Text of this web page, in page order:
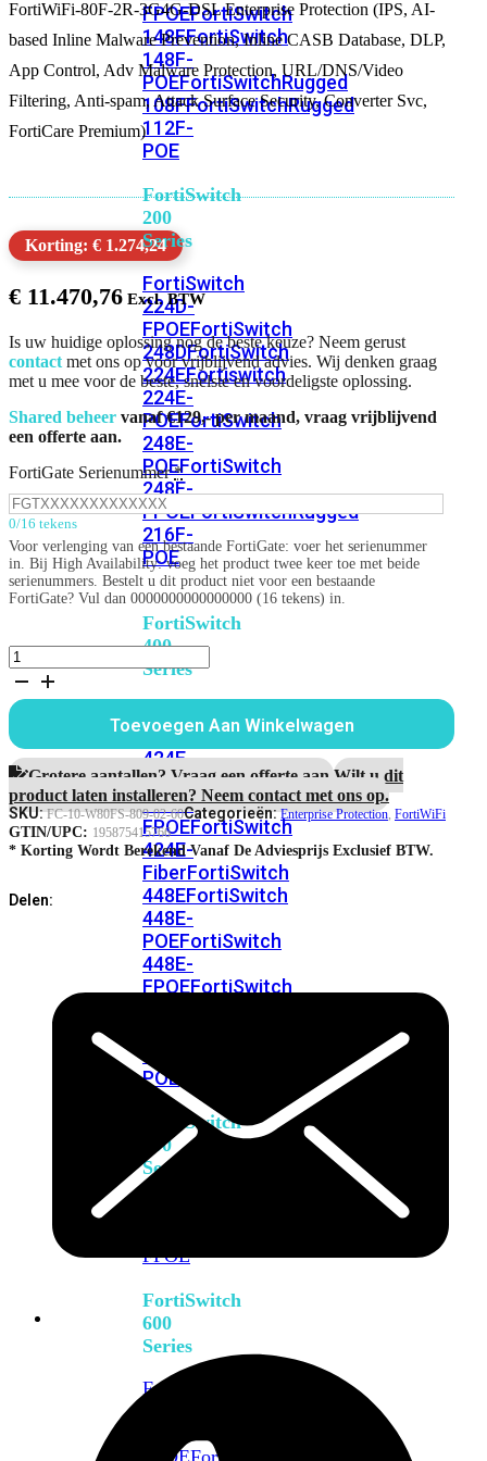
FPOEFortiSwitch
148FFortiSwitch
148F-
POEFortiSwitchRugged
108FFortiSwitchRugged
112F-
POE
FortiSwitch
200
Series
FortiSwitch
224D-
FPOEFortiSwitch
248DFortiSwitch
224EFortiswitch
224E-
POEFortiSwitch
248E-
POEFortiSwitch
248E-
FPOEFortiSwitchRugged
216F-
POE
FortiSwitch
400
Series
424EFortiSwitch
424E-
POEFortiSwitch
424E-
FPOEFortiSwitch
424E-
FiberFortiSwitch
448EFortiSwitch
448E-
POEFortiSwitch
448E-
FPOEFortiSwitch
POE
FortiSwitch
500
Series
FPOE
FortiSwitch
600
Series
FortiSwitch
FPOEFortiSwitch
FortiWiFi-80F-2R-3G4G-DSL Enterprise Protection (IPS, AI-
based Inline Malware Prevention, Inline CASB Database, DLP,
App Control, Adv Malware Protection, URL/DNS/Video
Filtering, Anti-spam, Attack Surface Security, Converter Svc,
FortiCare Premium)
Korting: € 1.274,24
€ 11.470,76
Is uw huidige oplossing nog de beste keuze? Neem gerust
contact met ons op voor vrijblijvend advies. Wij denken graag
met u mee voor de beste, snelste en voordeligste oplossing.
Shared beheer vanaf €129,- per maand, vraag vrijblijvend
een offerte aan.
FortiGate Serienummer *
0/16 tekens
Voor verlenging van een bestaande FortiGate: voer het serienummer
in. Bij High Availability: voeg het product twee keer toe met beide
serienummers. Bestelt u dit product niet voor een bestaande
FortiGate? Vul dan 0000000000000000 (16 tekens) in.
FortiWiFi-
80F-
3G4G-
DSL
5
jaar
Enterprise
Protection
aantal
Toevoegen Aan Winkelwagen
Grotere aantallen? Vraag een offerte aan.Wilt u dit
product laten installeren? Neem contact met ons op.
SKU:FC-10-W80FS-809-02-60Categorieën:Enterprise Protection, FortiWiFi
GTIN/UPC: 195875415766
* Korting Wordt Berekend Vanaf De Adviesprijs Exclusief BTW.
Delen: